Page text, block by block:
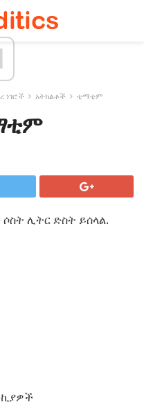
ነገሮች አትክልቶች ቲማቲም
ሊትር ድስት ይሰላል.